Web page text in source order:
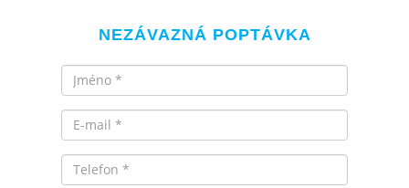
NEZÁVAZNÁ POPTÁVKA